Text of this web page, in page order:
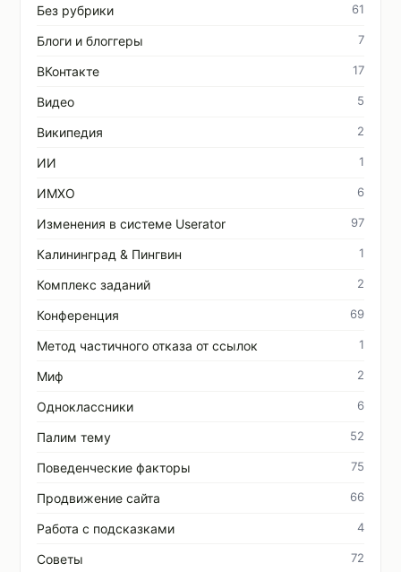
Без рубрики 61
Блоги и блоггеры 7
ВКонтакте 17
Видео 5
Википедия 2
ИИ 1
ИМХО 6
Изменения в системе Userator 97
Калининград & Пингвин 1
Комплекс заданий 2
Конференция 69
Метод частичного отказа от ссылок 1
Миф 2
Одноклассники 6
Палим тему 52
Поведенческие факторы 75
Продвижение сайта 66
Работа с подсказками 4
Советы 72